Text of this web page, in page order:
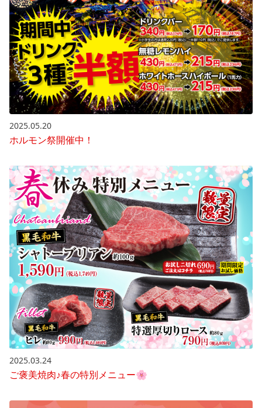
2025.05.20
ホルモン祭開催中！
2025.03.24
ご褒美焼肉♪春の特別メニュー🌸